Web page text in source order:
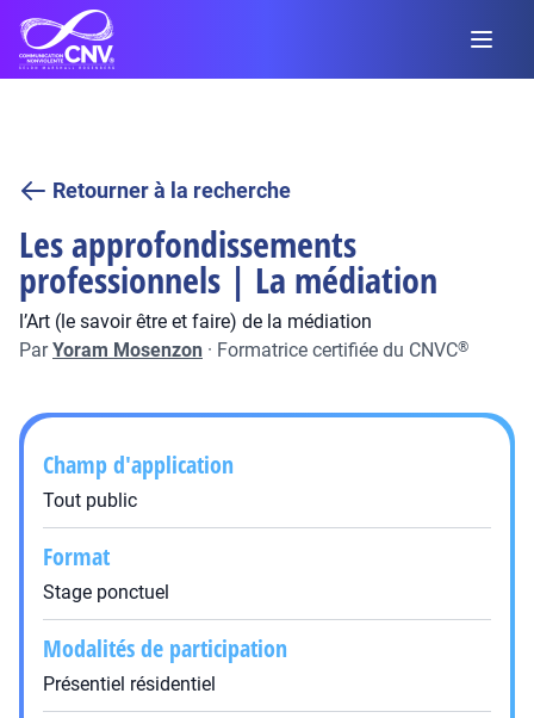
Retourner à la recherche
Les approfondissements
professionnels | La médiation
l’Art (le savoir être et faire) de la médiation
ParYoram Mosenzon · Formatrice certifiée du CNVC®
Champ d'application
Tout public
Format
Stage ponctuel
Modalités de participation
Présentiel résidentiel